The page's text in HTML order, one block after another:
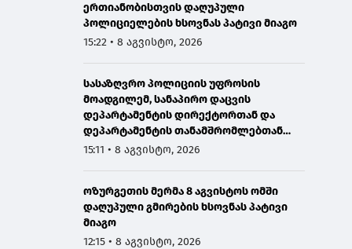
ერთიანობისთვის დაღუპული
პოლიციელების ხსოვნას პატივი მიაგო
15:22 • 8 აგვისტო, 2026
სასაზღვრო პოლიციის უფროსის
მოადგილემ, სანაპირო დაცვის
დეპარტამენტის დირექტორთან და
დეპარტამენტის თანამშრომლებთან
ერთად სანაპირო დაცვის ფოთის ბაზაზე
15:11 • 8 აგვისტო, 2026
ოზურგეთის მერმა 8 აგვისტოს ომში
დაღუპული გმირების ხსოვნას პატივი
მიაგო
12:15 • 8 აგვისტო, 2026